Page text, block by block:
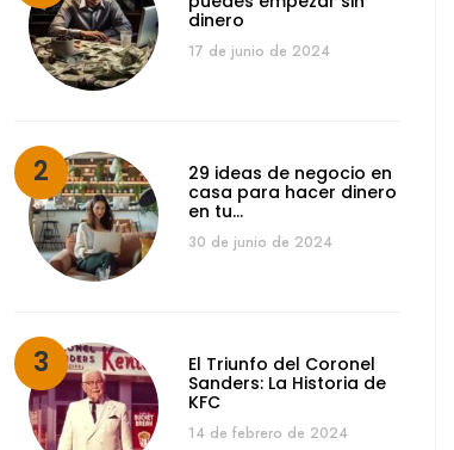
dinero
17 de junio de 2024
29 ideas de negocio en
casa para hacer dinero
en tu…
30 de junio de 2024
El Triunfo del Coronel
Sanders: La Historia de
KFC
14 de febrero de 2024